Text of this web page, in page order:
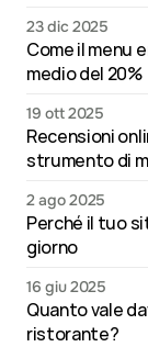
23 dic 2025
Come il menu
medio del 20%
19 ott 2025
Recensioni
strumento di
2 ago 2025
Perché il tuo
giorno
16 giu 2025
Quanto vale
ristorante?